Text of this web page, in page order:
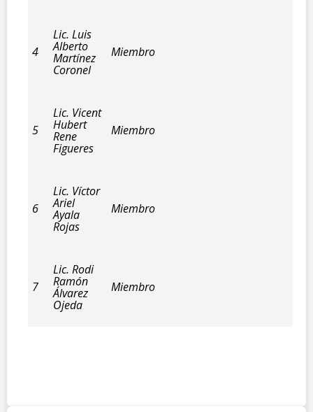
4
Lic. Luis
Alberto
Martínez
Coronel
Miembro
5
Lic. Vicent
Hubert
Rene
Figueres
Miembro
6
Lic. Víctor
Ariel
Ayala
Rojas
Miembro
7
Lic. Rodi
Ramón
Álvarez
Ojeda
Miembro